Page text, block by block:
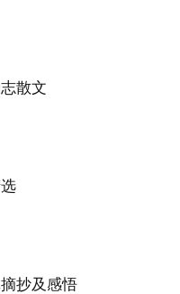
散文
抄及感悟